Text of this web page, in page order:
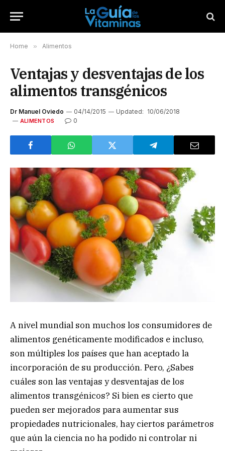
Home » Alimentos
Ventajas y desventajas de los
alimentos transgénicos
Dr Manuel Oviedo 04/14/2015 Updated: 10/06/2018
ALIMENTOS 0
A nivel mundial son muchos los consumidores de
alimentos genéticamente modificados e incluso,
son múltiples los países que han aceptado la
incorporación de su producción. Pero, ¿Sabes
cuáles son las ventajas y desventajas de los
alimentos transgénicos? Si bien es cierto que
pueden ser mejorados para aumentar sus
propiedades nutricionales, hay ciertos parámetros
que aún la ciencia no ha podido ni controlar ni